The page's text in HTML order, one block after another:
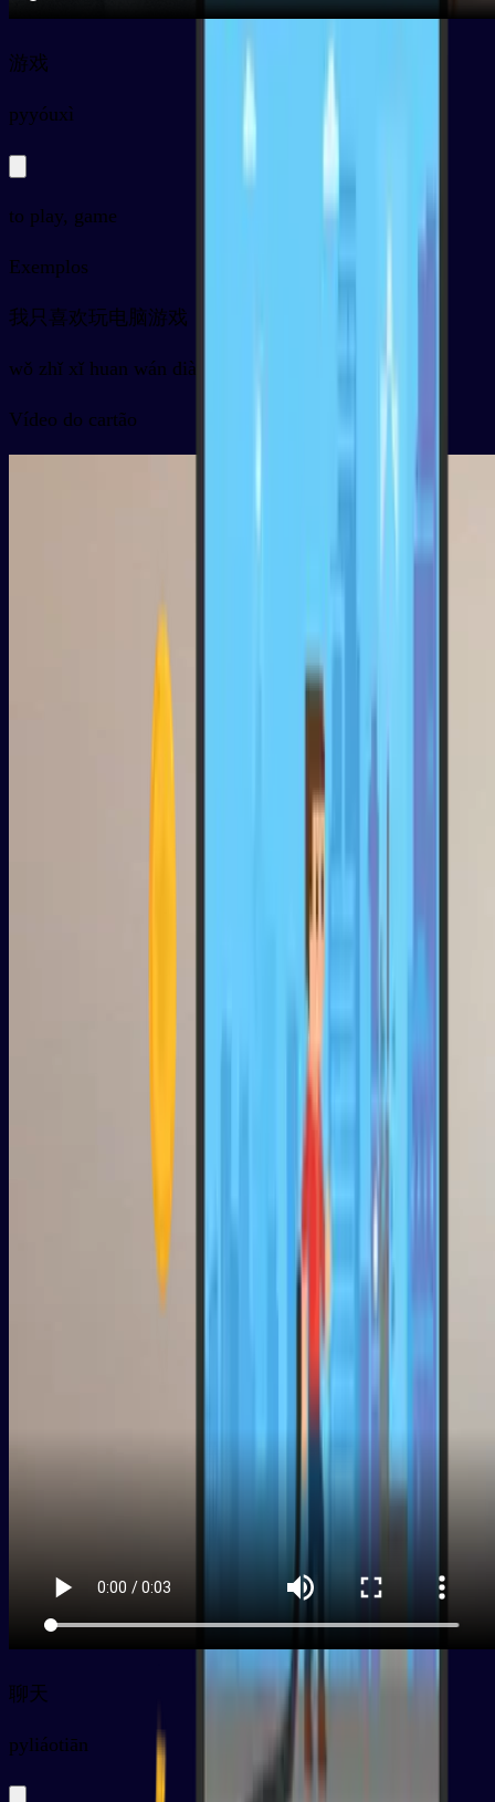
游戏
pyyóuxì
to play, game
Exemplos
我只喜欢玩电脑游戏
wǒ zhǐ xǐ huan wán diàn nǎo yóu xì
Vídeo do cartão
聊天
pyliáotiān